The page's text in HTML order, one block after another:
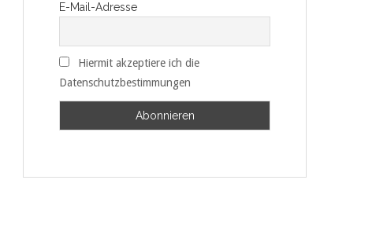
E-Mail-Adresse
Hiermit akzeptiere ich die
Datenschutzbestimmungen